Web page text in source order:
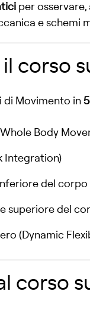
per
e schemi
il corso
di Movimento in
Body
Integration)
del
superiore del
(Dynamic
corso